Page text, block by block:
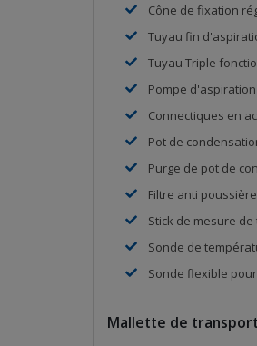
Cône de fixation
Tuyau fin
Tuyau Triple
Pompe
Connectiques en
Pot de
Purge de pot de
Filtre anti
Stick de mesure
Sonde de
Sonde flexible
Mallette de transport